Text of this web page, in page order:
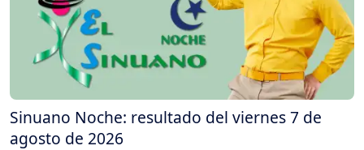
Sinuano Noche: resultado del viernes 7 de
agosto de 2026